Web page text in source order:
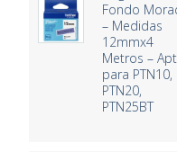
Fondo
– Medidas
12mmx4
Metros –
para PTN10,
PTN20,
PTN25BT